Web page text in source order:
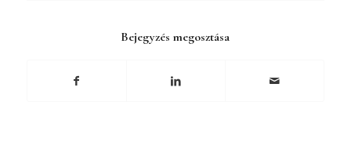
Bejegyzés megosztása